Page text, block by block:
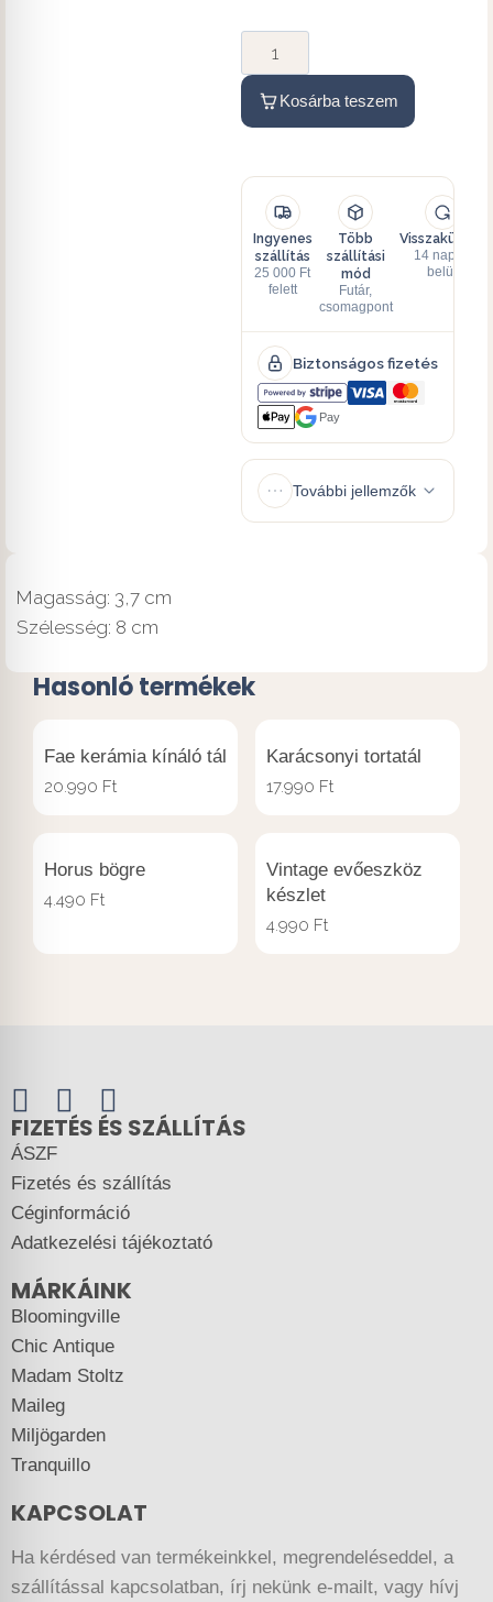
Kosárba teszem
Ingyenes
szállítás
25 000 Ft
felett
Több
szállítási
mód
Futár,
csomagpont
Visszaküldés
14 napon
belül
Biztonságos fizetés
Pay
További jellemzők
Magasság: 3,7 cm
Szélesség: 8 cm
Hasonló termékek
Fae kerámia kínáló tál
20.990 Ft
Karácsonyi tortatál
17.990 Ft
Horus bögre
4.490 Ft
Vintage evőeszköz
készlet
4.990 Ft
FIZETÉS ÉS SZÁLLÍTÁS
ÁSZF
Fizetés és szállítás
Céginformáció
Adatkezelési tájékoztató
MÁRKÁINK
Bloomingville
Chic Antique
Madam Stoltz
Maileg
Miljögarden
Tranquillo
KAPCSOLAT
Ha kérdésed van termékeinkkel, megrendeléseddel, a
szállítással kapcsolatban, írj nekünk e-mailt, vagy hívj